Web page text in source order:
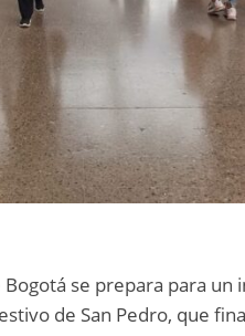
se prepara para
de San Pedro, que